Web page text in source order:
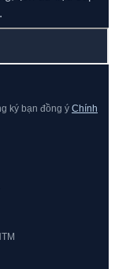
ký bạn đồng ý Chính